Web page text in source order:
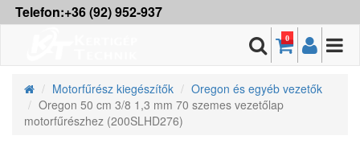
Telefon:+36 (92) 952-937
0
Motorfűrész kiegészítők
Oregon és egyéb vezetők
Oregon 50 cm 3/8 1,3 mm 70 szemes vezetőlap
motorfűrészhez (200SLHD276)